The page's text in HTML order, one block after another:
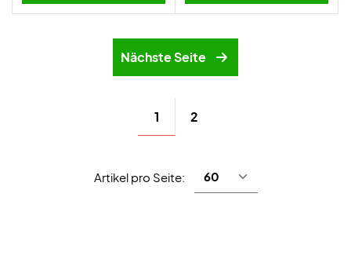
Nächste Seite
1 2
Artikel pro Seite: